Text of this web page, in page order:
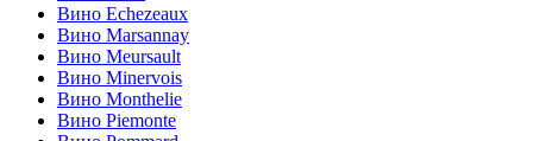
Вино Echezeaux
Вино Marsannay
Вино Meursault
Вино Minervois
Вино Monthelie
Вино Piemonte